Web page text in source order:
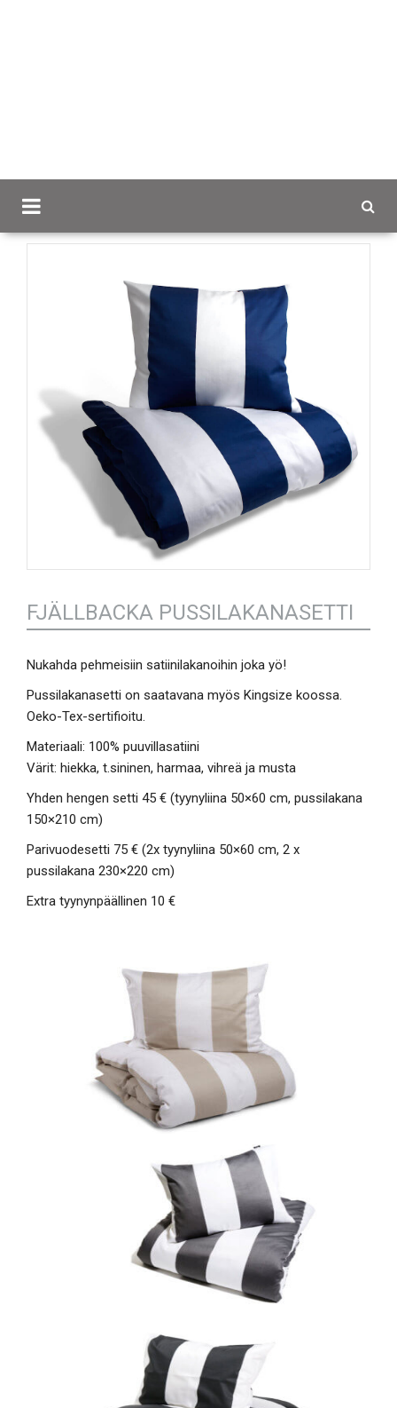
FJÄLLBACKA PUSSILAKANASETTI
Nukahda pehmeisiin satiinilakanoihin joka yö!
Pussilakanasetti on saatavana myös Kingsize koossa.
Oeko-Tex-sertifioitu.
Materiaali: 100% puuvillasatiini
Värit: hiekka, t.sininen, harmaa, vihreä ja musta
Yhden hengen setti 45 € (tyynyliina 50×60 cm, pussilakana
150×210 cm)
Parivuodesetti 75 € (2x tyynyliina 50×60 cm, 2 x
pussilakana 230×220 cm)
Extra tyynynpäällinen 10 €